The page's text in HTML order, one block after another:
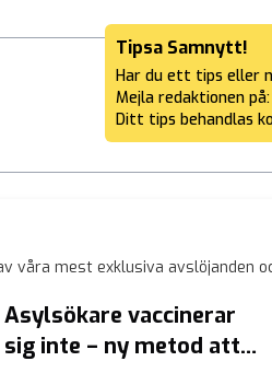
Tipsa Samnytt!
Har du ett tips eller
Mejla redaktionen på:
Ditt tips behandlas
våra mest exklusiva avslöjanden
Asylsökare vaccinerar
sig inte – ny metod att